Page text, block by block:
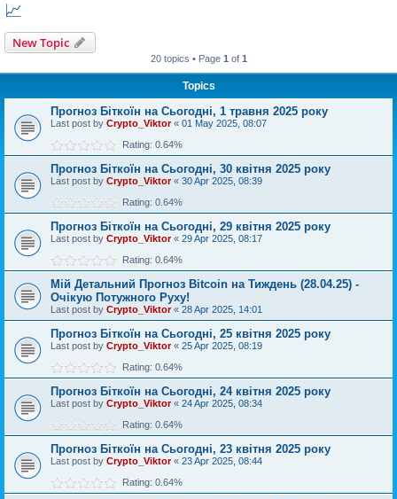
📈
New Topic
20 topics • Page 1 of 1
Topics
Прогноз Біткоїн на Сьогодні, 1 травня 2025 року
Last post by Crypto_Viktor« 01 May 2025, 08:07
Rating: 0.64%
Прогноз Біткоїн на Сьогодні, 30 квітня 2025 року
Last post by Crypto_Viktor« 30 Apr 2025, 08:39
Rating: 0.64%
Прогноз Біткоїн на Сьогодні, 29 квітня 2025 року
Last post by Crypto_Viktor« 29 Apr 2025, 08:17
Rating: 0.64%
Мій Детальний Прогноз Bitcoin на Тиждень (28.04.25) -
Очікую Потужного Руху!
Last post by Crypto_Viktor« 28 Apr 2025, 14:01
Прогноз Біткоїн на Сьогодні, 25 квітня 2025 року
Last post by Crypto_Viktor« 25 Apr 2025, 08:19
Rating: 0.64%
Прогноз Біткоїн на Сьогодні, 24 квітня 2025 року
Last post by Crypto_Viktor« 24 Apr 2025, 08:34
Rating: 0.64%
Прогноз Біткоїн на Сьогодні, 23 квітня 2025 року
Last post by Crypto_Viktor« 23 Apr 2025, 08:44
Rating: 0.64%